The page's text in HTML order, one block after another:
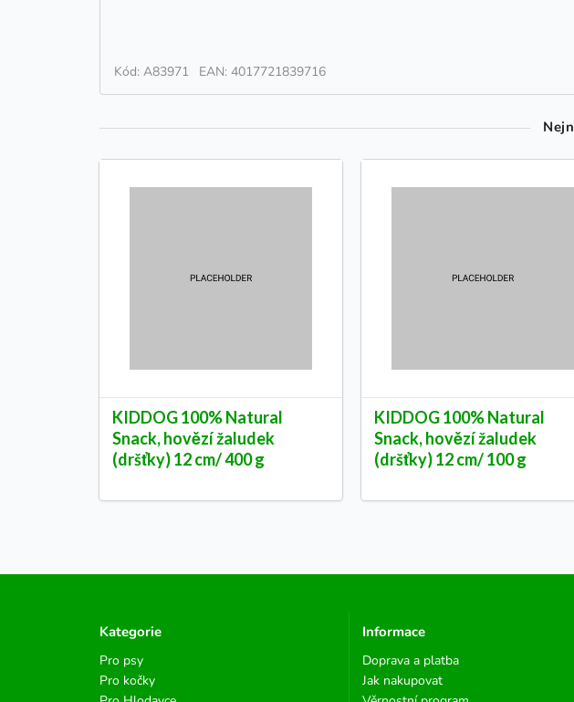
Kód: A83971 EAN: 4017721839716
KIDDOG 100% Natural
Snack, hovězí žaludek
(dršťky) 12 cm/ 400 g
KIDDOG 100% Natural
Snack, hovězí žaludek
(dršťky) 12 cm/ 100 g
Kategorie
Pro psy
Pro kočky
Informace
Doprava a platba
Jak nakupovat